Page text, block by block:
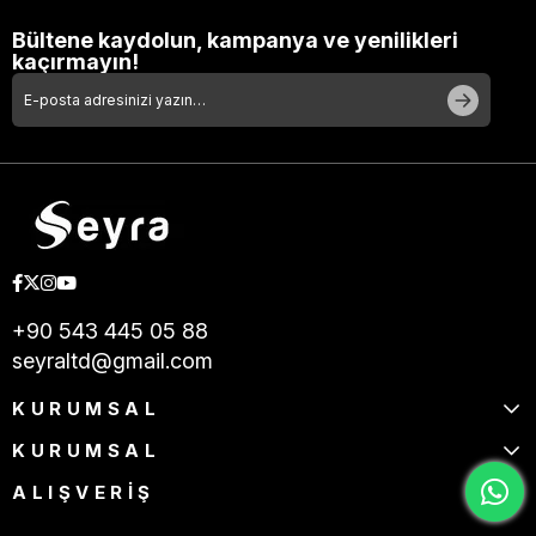
Bültene kaydolun, kampanya ve yenilikleri
kaçırmayın!
+90 543 445 05 88
seyraltd@gmail.com
KURUMSAL
KURUMSAL
ALIŞVERİŞ